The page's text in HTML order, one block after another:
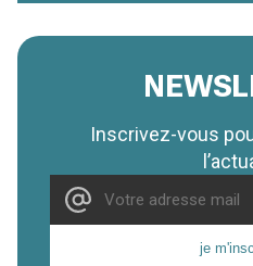
Inscrivez-vous
je